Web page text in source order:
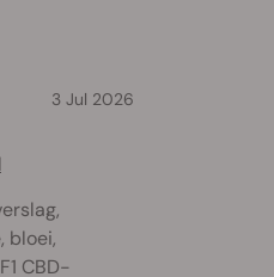
3 Jul 2026
bloei,
CBD-